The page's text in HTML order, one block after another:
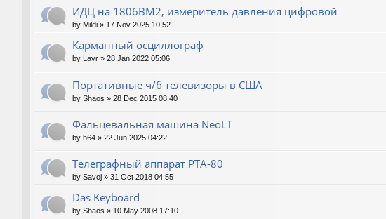
ИДЦ на 1806ВМ2, измеритель давления цифровой
by Mildi » 17 Nov 2025 10:52
Карманный осциллограф
by Lavr » 28 Jan 2022 05:06
Портативные ч/б телевизоры в США
by Shaos » 28 Dec 2015 08:40
Фальцевальная машина NeoLT
by h64 » 22 Jun 2025 04:22
Телеграфный аппарат РТА-80
by Savoj » 31 Oct 2018 04:55
Das Keyboard
by Shaos » 10 May 2008 17:10